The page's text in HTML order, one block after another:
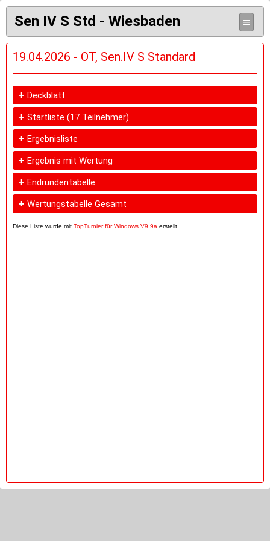
Sen IV S Std - Wiesbaden ≡
19.04.2026 - OT, Sen.IV S Standard
+ Deckblatt
+ Startliste (17 Teilnehmer)
+ Ergebnisliste
+ Ergebnis mit Wertung
+ Endrundentabelle
+ Wertungstabelle Gesamt
Diese Liste wurde mit TopTurnier für Windows V9.9a erstellt.